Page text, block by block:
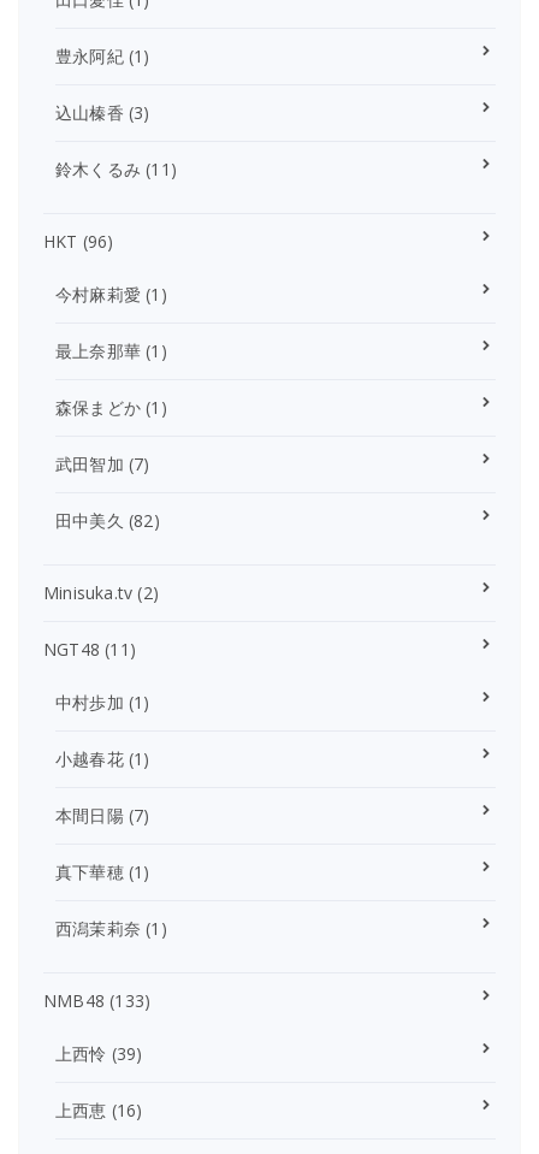
豊永阿紀(1)
込山榛香 (3)
鈴木くるみ (11)
HKT (96)
今村麻莉愛 (1)
最上奈那華 (1)
森保まどか (1)
武田智加 (7)
田中美久 (82)
Minisuka.tv (2)
NGT48 (11)
中村歩加 (1)
小越春花(1)
本間日陽(7)
真下華穂(1)
西潟茉莉奈 (1)
NMB48 (133)
上西怜 (39)
上西恵 (16)